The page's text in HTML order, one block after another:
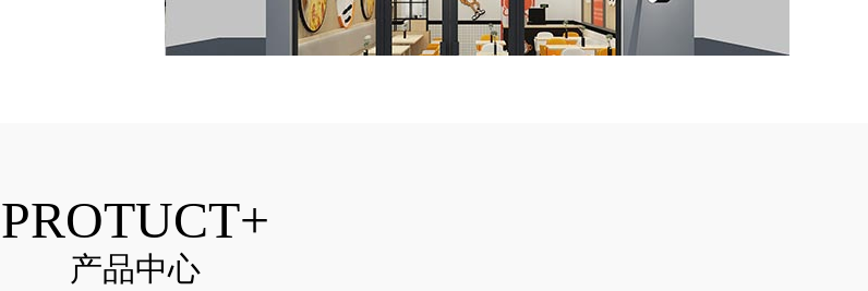
PROTUCT+
产品中心